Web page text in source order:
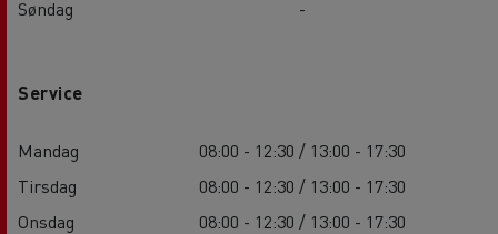
Søndag
-
Service
Mandag
08:00 - 12:30 / 13:00 - 17:30
Tirsdag
08:00 - 12:30 / 13:00 - 17:30
Onsdag
08:00 - 12:30 / 13:00 - 17:30